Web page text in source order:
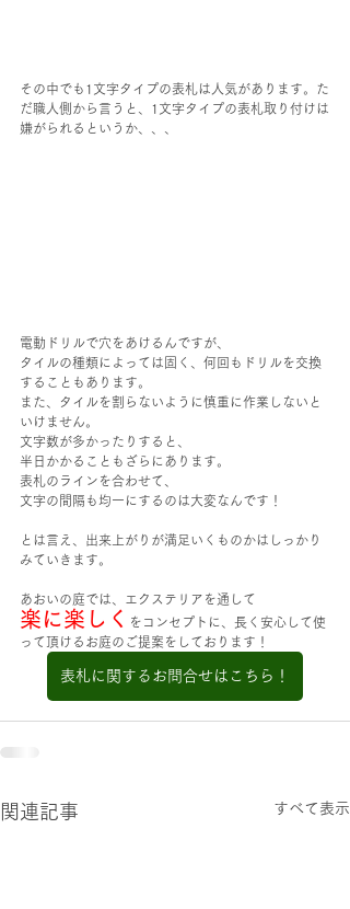
その中でも1文字タイプの表札は人気があります。た
だ職人側から言うと、1文字タイプの表札取り付けは
嫌がられるというか、、、
電動ドリルで穴をあけるんですが、
タイルの種類によっては固く、何回もドリルを交換
することもあります。
また、タイルを割らないように慎重に作業しないと
いけません。
文字数が多かったりすると、
半日かかることもざらにあります。
表札のラインを合わせて、
文字の間隔も均一にするのは大変なんです！
とは言え、出来上がりが満足いくものかはしっかり
みていきます。
あおいの庭では、エクステリアを通して
楽に楽しく
をコンセプトに、長く安心して使
って頂けるお庭のご提案をしております！
表札に関するお問合せはこちら！
関連記事 すべて表示